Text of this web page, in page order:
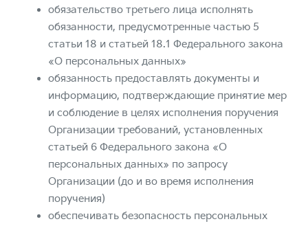
обязательство третьего лица исполнять
обязанности, предусмотренные частью 5
статьи 18 и статьей 18.1 Федерального закона
«О персональных данных»
обязанность предоставлять документы и
информацию, подтверждающие принятие мер
и соблюдение в целях исполнения поручения
Организации требований, установленных
статьей 6 Федерального закона «О
персональных данных» по запросу
Организации (до и во время исполнения
поручения)
обеспечивать безопасность персональных